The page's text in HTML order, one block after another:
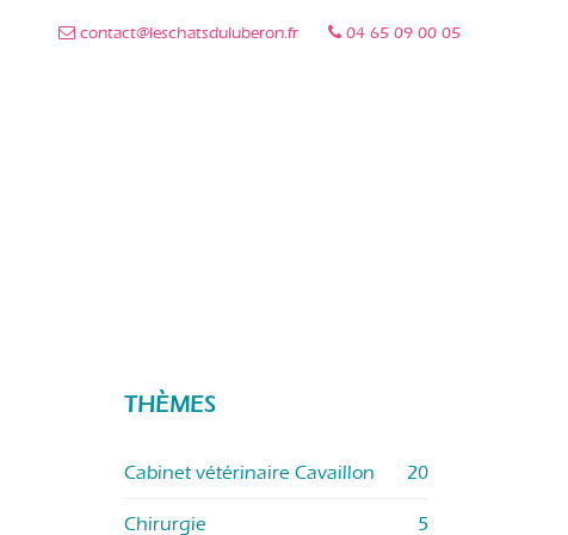
contact@leschatsduluberon.fr 04 65 09 00 05
THÈMES
Cabinet vétérinaire Cavaillon 20
Chirurgie 5